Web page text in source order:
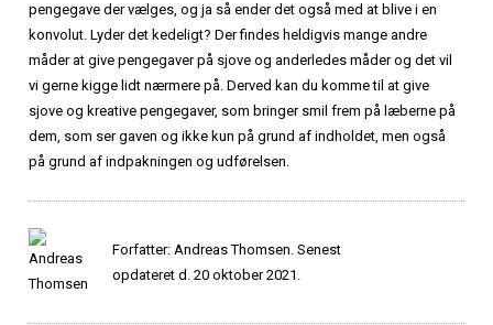
pengegave der vælges, og ja så ender det også med at blive i en
konvolut. Lyder det kedeligt? Der findes heldigvis mange andre
måder at give pengegaver på sjove og anderledes måder og det vil
vi gerne kigge lidt nærmere på. Derved kan du komme til at give
sjove og kreative pengegaver, som bringer smil frem på læberne på
dem, som ser gaven og ikke kun på grund af indholdet, men også
på grund af indpakningen og udførelsen.
Forfatter: Andreas Thomsen. Senest
opdateret d. 20 oktober 2021.